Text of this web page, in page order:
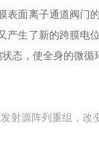
表面离子通道阀
产生了新的跨膜
态，使全身的微循
射源阵列重组，